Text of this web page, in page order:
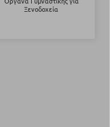
Ξενοδοχεία